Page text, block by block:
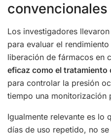
convencionales
Los investigadores
para evaluar el
liberación de fármacos en
eficaz como el
para controlar la presión
tiempo una monitorización
Igualmente relevante es lo
días de uso repetido, no